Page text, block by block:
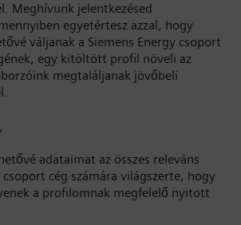
Meghívunk jelentkezésed
egyetértesz azzal, hogy
váljanak a Siemens Energy csoport
egy kitöltött profil növeli az
megtaláljanak jövőbeli
adataimat az összes releváns
csoport cég számára világszerte, hogy
a profilomnak megfelelő nyitott